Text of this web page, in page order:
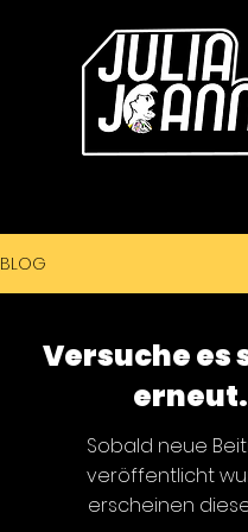
BLOG
Versuche es
erneut.
Sobald neue
veröffentlicht
erscheinen